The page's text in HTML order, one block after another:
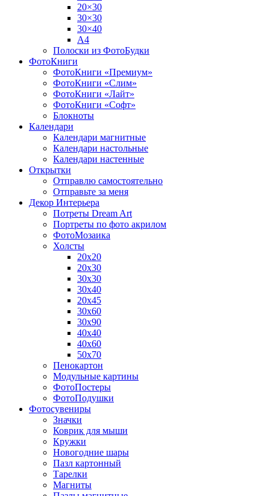
20×30
30×30
30×40
A4
Полоски из ФотоБудки
ФотоКниги
ФотоКниги «Премиум»
ФотоКниги «Слим»
ФотоКниги «Лайт»
ФотоКниги «Софт»
Блокноты
Календари
Календари магнитные
Календари настольные
Календари настенные
Открытки
Отправлю самостоятельно
Отправьте за меня
Декор Интерьера
Потреты Dream Art
Портреты по фото акрилом
ФотоМозаика
Холсты
20х20
20х30
30х30
30х40
20х45
30х60
30х90
40х40
40х60
50х70
Пенокартон
Модульные картины
ФотоПостеры
ФотоПодушки
Фотоcувениры
Значки
Коврик для мыши
Кружки
Новогодние шары
Пазл картонный
Тарелки
Магниты